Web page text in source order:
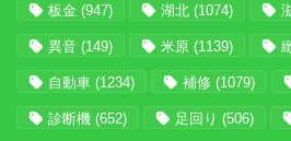
板金 (947) 湖北 (1074)
異音 (149) 米原 (1139)
自動車 (1234) 補修 (1079)
診断機 (652) 足回り (506)